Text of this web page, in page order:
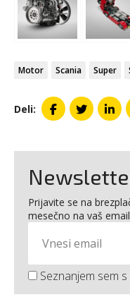
Motor Scania Super
Deli:
Prijavite se na
mesečno na vaš
Seznanjem sem s